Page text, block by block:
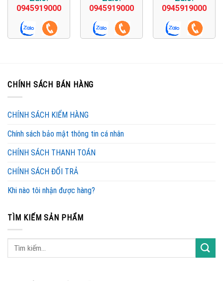
0945919000
0945919000
0945919000
CHÍNH SÁCH BÁN HÀNG
CHÍNH SÁCH KIỂM HÀNG
Chính sách bảo mật thông tin cá nhân
CHÍNH SÁCH THANH TOÁN
CHÍNH SÁCH ĐỔI TRẢ
Khi nào tôi nhận được hàng?
TÌM KIẾM SẢN PHẨM